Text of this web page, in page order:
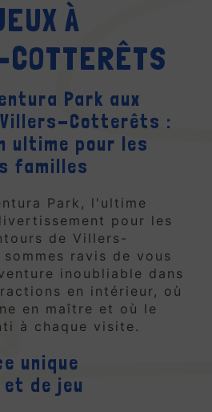
À
Park aux
Cotterêts :
ultime pour les
familles
Park, l'ultime
pour les
de Villers-
ravis de vous
inoubliable dans
en intérieur, où
en maître et où le
à chaque visite.
unique
de jeu